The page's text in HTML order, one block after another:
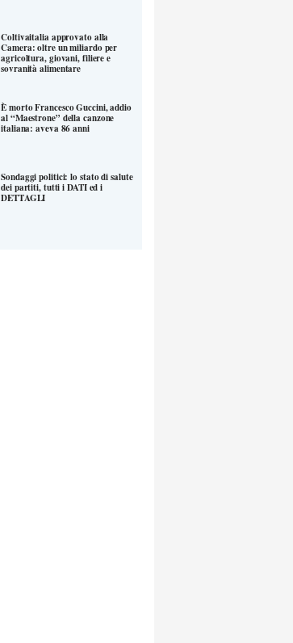
Coltivaitalia approvato alla
Camera: oltre un miliardo per
agricoltura, giovani, filiere e
sovranità alimentare
È morto Francesco Guccini, addio
al “Maestrone” della canzone
italiana: aveva 86 anni
Sondaggi politici: lo stato di salute
dei partiti, tutti i DATI ed i
DETTAGLI